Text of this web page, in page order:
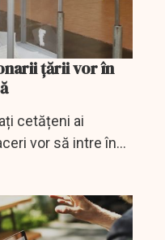
țării vor în
cetățeni ai
vor să intre în
Supremă.